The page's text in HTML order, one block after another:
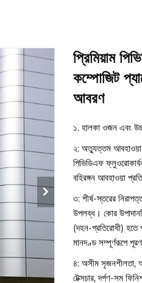
প্রিমিয়াম
কম্পোজিট
আবরণ
১. হালকা ওজন এবং
২: অত্যুত্তম আবহাওয়া
পিভিডিএফ
বহিরঙ্গন আবহাওয়া
৩: শীর্ষ-স্তরের
উপলব্ধ। কোর
(দহন-প্রতিরোধী) হতে
মানদণ্ড সম্পূর্ণরূপে
৪: অসীম সৃজনশীলতা,
টেক্সচার, দর্পণ-সম